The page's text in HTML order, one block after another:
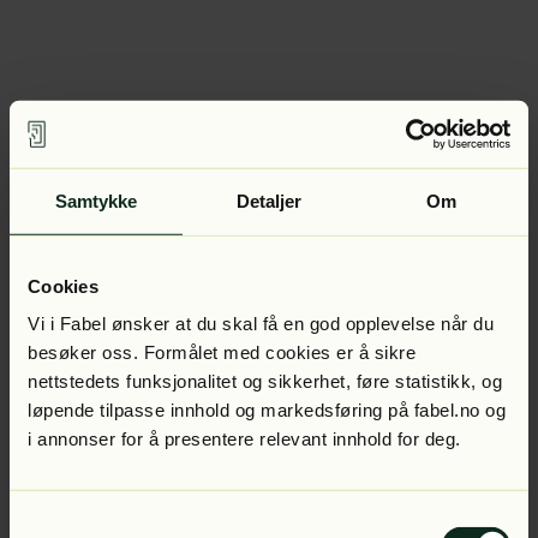
Samtykke Detaljer Om
Cookies
Vi i Fabel ønsker at du skal få en god opplevelse når du
besøker oss. Formålet med cookies er å sikre
nettstedets funksjonalitet og sikkerhet, føre statistikk, og
løpende tilpasse innhold og markedsføring på fabel.no og
i annonser for å presentere relevant innhold for deg.